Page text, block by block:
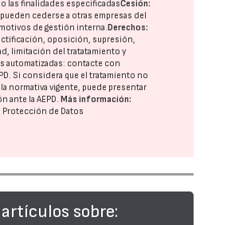
las finalidades especificadasCesión:
cederse a otras empresas del
de gestión interna.Derechos:
oposición, supresión,
limitación del tratatamiento y
automatizadas: contacte con
. Si considera que el tratamiento no
la normativa vigente, puede presentar
ante laAEPD.Más información:
Protección de Datos
sobre: